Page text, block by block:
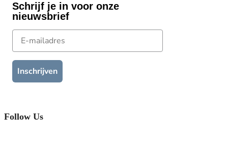
Schrijf je in voor onze
nieuwsbrief
E-mailadres
Inschrijven
Follow Us